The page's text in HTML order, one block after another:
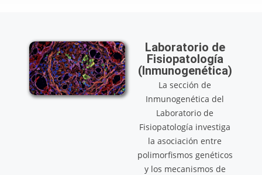
Laboratorio de
Fisiopatología
(Inmunofarmacol
ogía)
La sección de
Inmunofarmacología
está enfocada en la
identificación de
mecanismos celulares y
moleculares de acción